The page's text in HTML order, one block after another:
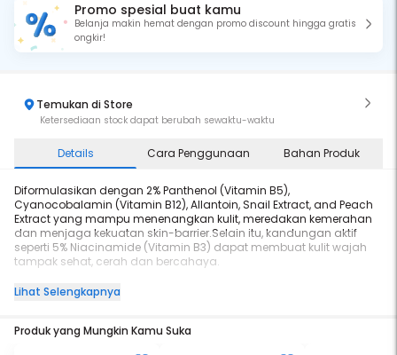
Promo spesial buat kamu
Belanja makin hemat dengan promo discount hingga gratis
ongkir!
Temukan di Store
Ketersediaan stock dapat berubah sewaktu-waktu
Details Cara Penggunaan Bahan Produk
Diformulasikan dengan 2% Panthenol (Vitamin B5),
Cyanocobalamin (Vitamin B12), Allantoin, Snail Extract, and Peach
Extract yang mampu menenangkan kulit, meredakan kemerahan
dan menjaga kekuatan skin-barrier.Selain itu, kandungan aktif
seperti 5% Niacinamide (Vitamin B3) dapat membuat kulit wajah
tampak sehat, cerah dan bercahaya.
Lihat Selengkapnya
Produk yang Mungkin Kamu Suka